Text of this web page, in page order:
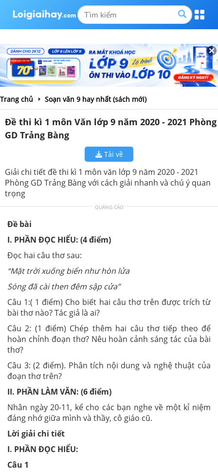
Trang chủ Soạn văn 9 hay nhất (sách mới)
Đề thi kì 1 môn Văn lớp 9 năm 2020 - 2021 Phòng
GD Trảng Bàng
Tải về
Giải chi tiết đề thi kì 1 môn văn lớp 9 năm 2020 - 2021
Phòng GD Trảng Bàng với cách giải nhanh và chú ý quan
trọng
QUẢNG CÁO
Đề bài
I. PHẦN ĐỌC HIỂU: (4 điểm)
Đọc hai câu thơ sau:
“Mặt trời xuống biển như hòn lửa
Sóng đã cài then đêm sập cửa”
Câu 1:( 1 điểm) Cho biết hai câu thơ trên được trích từ
bài thơ nào? Tác giả là ai?
Câu 2: (1 điểm) Chép thêm hai câu thơ tiếp theo để
hoàn chỉnh đoạn thơ? Nêu hoàn cảnh sáng tác của bài
thơ?
Câu 3: (2 điểm). Phân tích nội dung và nghệ thuật của
đoạn thơ trên?
II. PHẦN LÀM VĂN: (6 điểm)
Nhân ngày 20-11, kể cho các bạn nghe về một kỉ niệm
đáng nhớ giữa mình và thầy, cô giáo cũ.
Lời giải chi tiết
I. PHẦN ĐỌC HIỂU:
Câu 1